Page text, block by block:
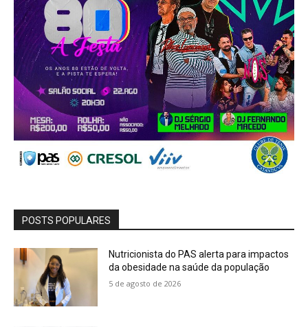
POSTS POPULARES
Nutricionista do PAS alerta para impactos
da obesidade na saúde da população
5 de agosto de 2026